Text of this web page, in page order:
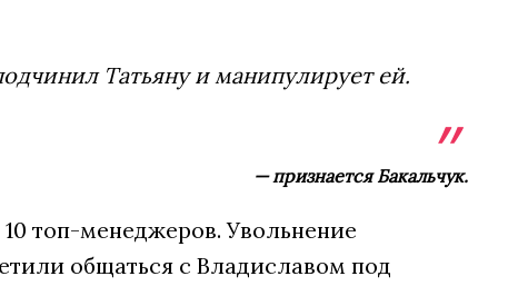
Татьяну и манипулирует ей.
— признается Бакальчук.
топ-менеджеров. Увольнение
общаться с Владиславом под